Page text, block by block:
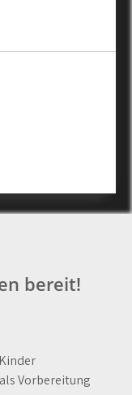
bereit!
Vorbereitung